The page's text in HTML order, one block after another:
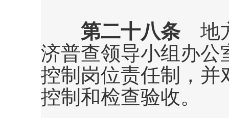
第二十八条地方
济普查领导小组办公
控制岗位责任制，并
控制和检查验收。